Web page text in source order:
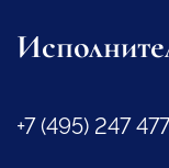
+7 (495) 247